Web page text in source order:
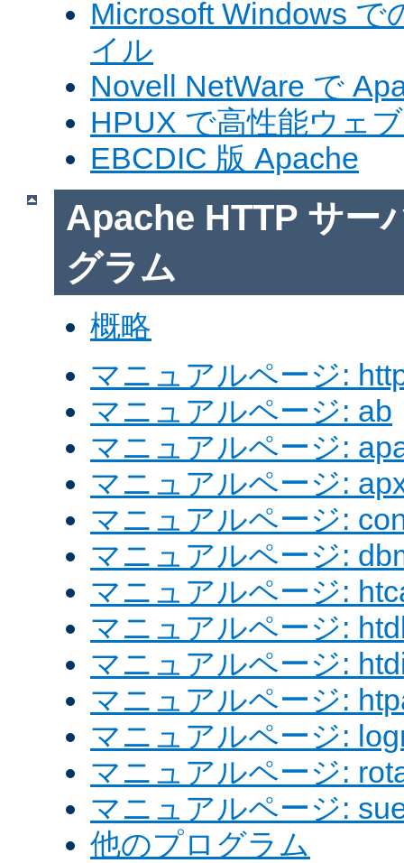
Microsoft Windows で
イル
Novell NetWare で
HPUX で高性能ウェ
EBCDIC 版 Apache
Apache HTTP サー
グラム
概略
マニュアルページ:
マニュアルページ: ab
マニュアルページ:
マニュアルページ:
マニュアルページ:
マニュアルページ:
マニュアルページ:
マニュアルページ:
マニュアルページ:
マニュアルページ:
マニュアルページ:
マニュアルページ:
マニュアルページ:
他のプログラム